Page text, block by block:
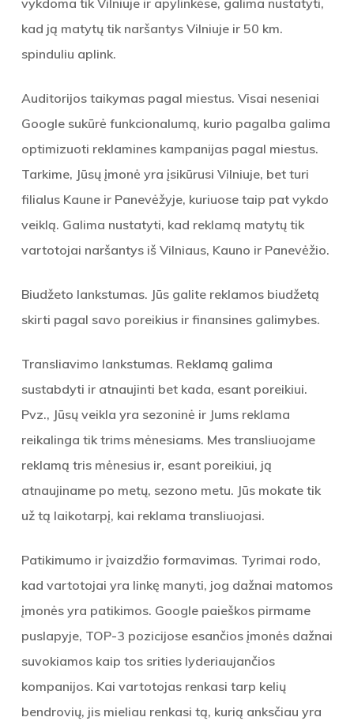
vykdoma tik Vilniuje ir apylinkėse, galima nustatyti,
kad ją matytų tik naršantys Vilniuje ir 50 km.
spinduliu aplink.
Auditorijos taikymas pagal miestus. Visai neseniai
Google sukūrė funkcionalumą, kurio pagalba galima
optimizuoti reklamines kampanijas pagal miestus.
Tarkime, Jūsų įmonė yra įsikūrusi Vilniuje, bet turi
filialus Kaune ir Panevėžyje, kuriuose taip pat vykdo
veiklą. Galima nustatyti, kad reklamą matytų tik
vartotojai naršantys iš Vilniaus, Kauno ir Panevėžio.
Biudžeto lankstumas. Jūs galite reklamos biudžetą
skirti pagal savo poreikius ir finansines galimybes.
Transliavimo lankstumas. Reklamą galima
sustabdyti ir atnaujinti bet kada, esant poreikiui.
Pvz., Jūsų veikla yra sezoninė ir Jums reklama
reikalinga tik trims mėnesiams. Mes transliuojame
reklamą tris mėnesius ir, esant poreikiui, ją
atnaujiname po metų, sezono metu. Jūs mokate tik
už tą laikotarpį, kai reklama transliuojasi.
Patikimumo ir įvaizdžio formavimas. Tyrimai rodo,
kad vartotojai yra linkę manyti, jog dažnai matomos
įmonės yra patikimos. Google paieškos pirmame
puslapyje, TOP-3 pozicijose esančios įmonės dažnai
suvokiamos kaip tos srities lyderiaujančios
kompanijos. Kai vartotojas renkasi tarp kelių
bendrovių, jis mieliau renkasi tą, kurią anksčiau yra